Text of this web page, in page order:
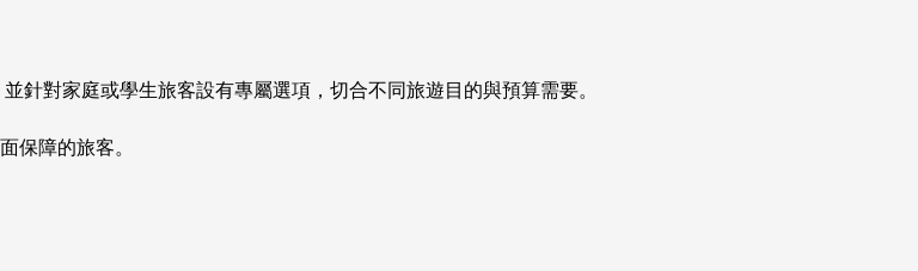
對家庭或學生旅客設有專屬選項，切合不同旅遊目的與預算需要。
保障的旅客。